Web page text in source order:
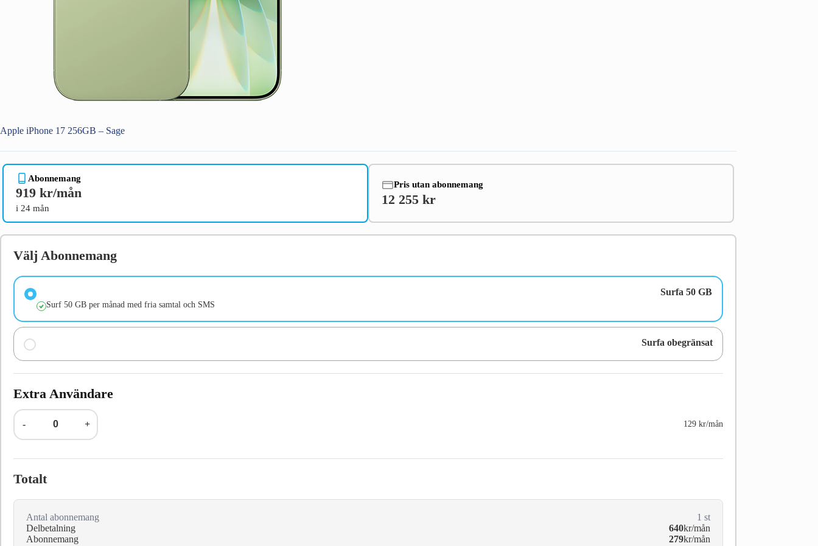
Apple iPhone 17 256GB – Sage
Abonnemang
919 kr/mån
i 24 mån
Pris utan abonnemang
12 255 kr
Välj Abonnemang
Surfa 50 GB
Surf 50 GB per månad med fria samtal och SMS
Surfa obegränsat
Extra Användare
- + 129 kr/mån
Totalt
Antal abonnemang 1 st
Delbetalning
640kr/mån
Abonnemang
279kr/mån